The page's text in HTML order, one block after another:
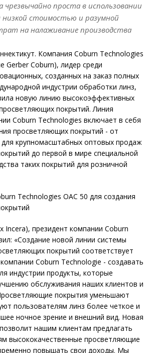
чрезвычайно проста в использовании
стоимостью и разумной
на налаживание производства
Компания Coburn Technologies
Gerber Coburn), лидер среди
созданных на заказ полных
индустрии обработки линз,
новую линию высокоэффективных
покрытий. Линия
Coburn Technologies включает в себя
просветляющих покрытий - от
для крупномасштабных оптовых продаж
до первой в мире специальной
таких покрытий для розничной
Incera), президент компании Coburn
«Создание новой линии системы
покрытий соответствует
Coburn Technologie - создавать
индустрии продукты, которые
обслуживания наших клиентов и
покрытия уменьшают
пользователям линз более четкое и
ночное зрение и внешний вид. Новая
нашим клиентам предлагать
высококачественные просветляющие
повышать свои доходы. Мы